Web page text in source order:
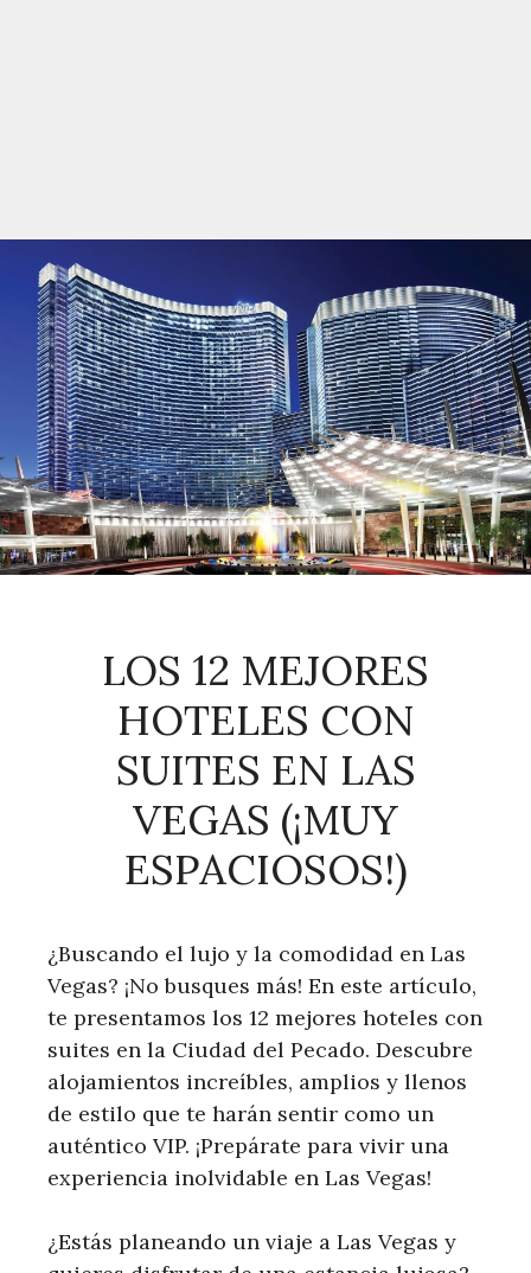
LOS 12 MEJORES
HOTELES CON
SUITES EN LAS
VEGAS (¡MUY
ESPACIOSOS!)
¿Buscando el lujo y la comodidad en Las
Vegas? ¡No busques más! En este artículo,
te presentamos los 12 mejores hoteles con
suites en la Ciudad del Pecado. Descubre
alojamientos increíbles, amplios y llenos
de estilo que te harán sentir como un
auténtico VIP. ¡Prepárate para vivir una
experiencia inolvidable en Las Vegas!
¿Estás planeando un viaje a Las Vegas y